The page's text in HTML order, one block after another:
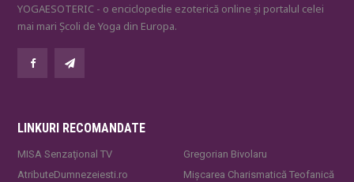
YOGAESOTERIC - o enciclopedie ezoterică online și portalul celei
mai mari Școli de Yoga din Europa.
LINKURI RECOMANDATE
MISA Senzaţional TV
AtributeDumnezeiesti.ro
Gregorian Bivolaru
Mișcarea Charismatică Teofanică